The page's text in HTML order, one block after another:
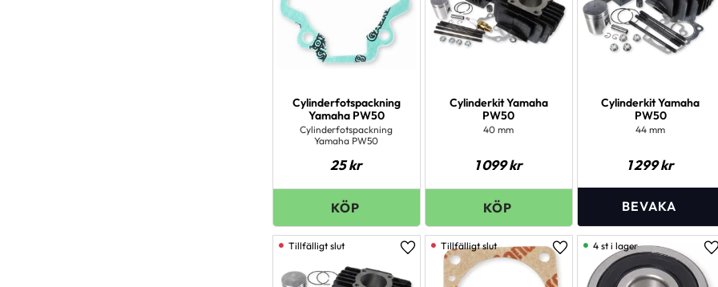
Cylinderfotspackning
Yamaha PW50
Cylinderfotspackning
Yamaha PW50
25kr
Cylinderkit Yamaha
PW50
40 mm
1 099kr
Cylinderkit Yamaha
PW50
44 mm
1 299kr
Lägg till i favoriter Lägg till i favoriter
4 st i lager